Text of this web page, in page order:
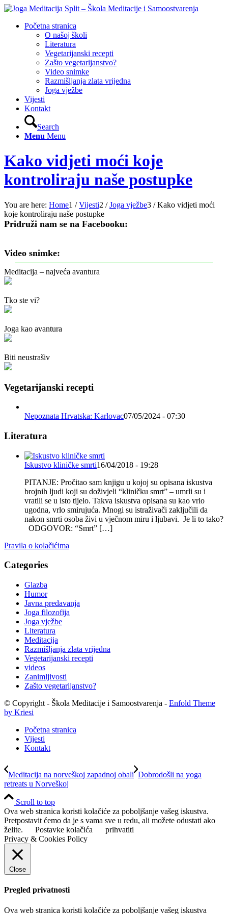
Početna stranica
O našoj školi
Literatura
Vegetarijanski recepti
Zašto vegetarijanstvo?
Video snimke
Razmišljanja zlata vrijedna
Joga vježbe
Vijesti
Kontakt
Search
Menu Menu
Kako vidjeti moći koje
kontroliraju naše postupke
You are here: Home1 / Vijesti2 / Joga vježbe3 / Kako vidjeti moći
koje kontroliraju naše postupke
Pridruži nam se na Facebooku:
Video snimke:
Meditacija – najveća avantura
Tko ste vi?
Joga kao avantura
Biti neustrašiv
Vegetarijanski recepti
Nepoznata Hrvatska: Karlovac07/05/2024 - 07:30
Literatura
Iskustvo kliničke smrti16/04/2018 - 19:28
PITANJE: Pročitao sam knjigu u kojoj su opisana iskustva
brojnih ljudi koji su doživjeli “kliničku smrt” – umrli su i
vratili se u isto tijelo. Takva iskustva opisana su kao vrlo
ugodna, vrlo smirujuća. Mnogi su istraživači zaključili da
nakon smrti osoba živi u vječnom miru i ljubavi. Je li to tako?
ODGOVOR: “Smrt” […]
Pravila o kolačićima
Categories
Glazba
Humor
Javna predavanja
Joga filozofija
Joga vježbe
Literatura
Meditacija
Razmišljanja zlata vrijedna
Vegetarijanski recepti
videos
Zanimljivosti
Zašto vegetarijanstvo?
© Copyright - Škola Meditacije i Samoostvarenja - Enfold Theme
by Kriesi
Početna stranica
Vijesti
Kontakt
Meditacija na norveškoj zapadnoj obali Dobrodošli na yoga
retreats u Norveškoj
Scroll to top
Ova web stranica koristi kolačiće za poboljšanje vašeg iskustva.
Pretpostavit ćemo da je s vama sve u redu, ali možete odustati ako
želite.
Postavke kolačića
prihvatiti
Privacy & Cookies Policy
Close
Pregled privatnosti
Ova web stranica koristi kolačiće za poboljšanje vašeg iskustva